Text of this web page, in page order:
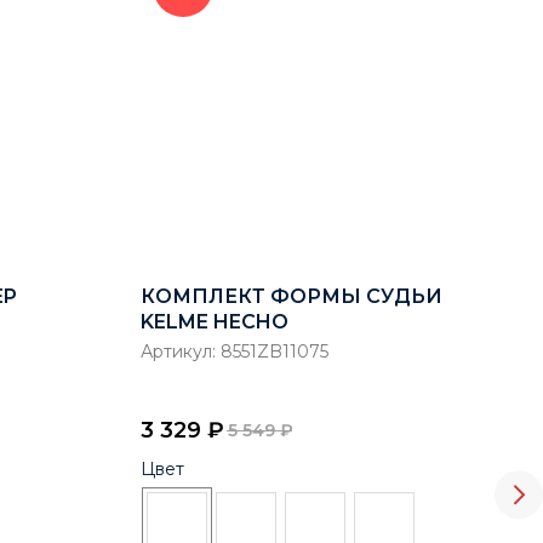
КОМПЛЕКТ ФОРМЫ СУДЬИ
KELME HECHO
Артикул: 8551ZB11075
3 329 ₽ 5 549 ₽
Цвет